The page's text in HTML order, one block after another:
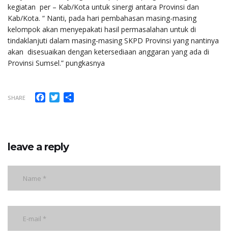
kegiatan per – Kab/Kota untuk sinergi antara Provinsi dan
Kab/Kota. “ Nanti, pada hari pembahasan masing-masing
kelompok akan menyepakati hasil permasalahan untuk di
tindaklanjuti dalam masing-masing SKPD Provinsi yang nantinya
akan disesuaikan dengan ketersediaan anggaran yang ada di
Provinsi Sumsel.” pungkasnya
SHARE Facebook
Twitter
leave a reply